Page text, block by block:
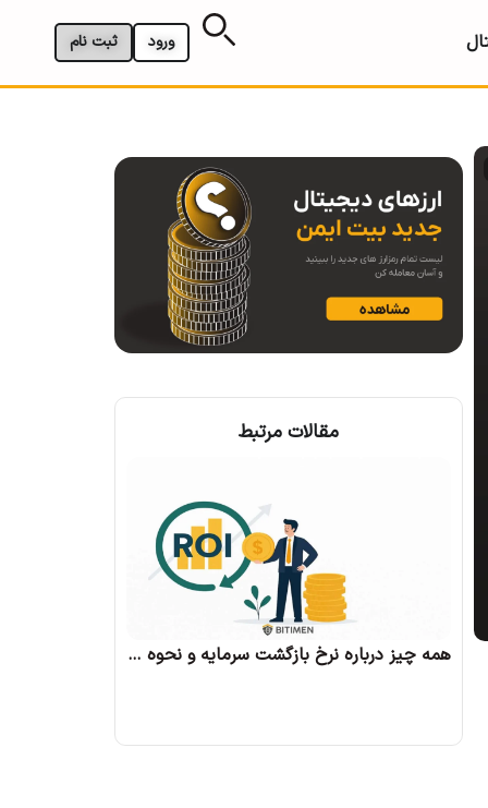
ثبت نام ورود
مقالات مرتبط
همه چیز درباره نرخ بازگشت سرمایه و نحوه محاسبه آن